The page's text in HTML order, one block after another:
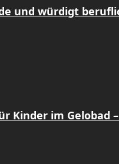
und würdigt
Kinder im Gelobad